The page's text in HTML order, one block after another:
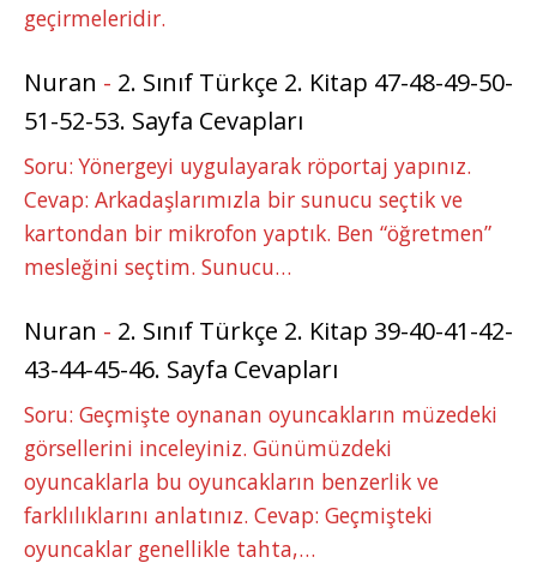
geçirmeleridir.
Nuran - 2. Sınıf Türkçe 2. Kitap 47-48-49-50-
51-52-53. Sayfa Cevapları
Soru: Yönergeyi uygulayarak röportaj yapınız.
Cevap: Arkadaşlarımızla bir sunucu seçtik ve
kartondan bir mikrofon yaptık. Ben “öğretmen”
mesleğini seçtim. Sunucu…
Nuran - 2. Sınıf Türkçe 2. Kitap 39-40-41-42-
43-44-45-46. Sayfa Cevapları
Soru: Geçmişte oynanan oyuncakların müzedeki
görsellerini inceleyiniz. Günümüzdeki
oyuncaklarla bu oyuncakların benzerlik ve
farklılıklarını anlatınız. Cevap: Geçmişteki
oyuncaklar genellikle tahta,…